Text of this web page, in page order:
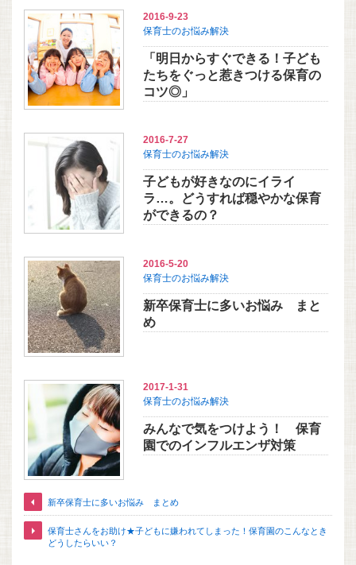
2016-9-23
保育士のお悩み解決
「明日からすぐできる！子ども
たちをぐっと惹きつける保育の
コツ◎」
2016-7-27
保育士のお悩み解決
子どもが好きなのにイライ
ラ…。どうすれば穏やかな保育
ができるの？
2016-5-20
保育士のお悩み解決
新卒保育士に多いお悩み まと
め
2017-1-31
保育士のお悩み解決
みんなで気をつけよう！ 保育
園でのインフルエンザ対策
新卒保育士に多いお悩み まとめ
保育士さんをお助け★子どもに嫌われてしまった！保育園のこんなとき
どうしたらいい？